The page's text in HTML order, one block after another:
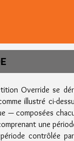
Override se
illustré ci-
— composées
une
contrôlée